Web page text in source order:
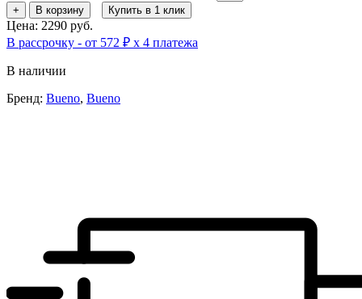
+ В корзину Купить в 1 клик
Цена: 2290 руб.
В рассрочку - от 572 ₽ х 4 платежа
В наличии
Бренд: Bueno, Bueno